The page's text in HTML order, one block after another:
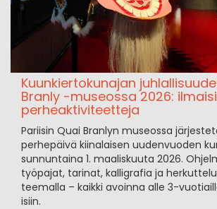
Kuunkiertokunajan
Branly -museossa 2026:
perheaktiviteetteja
Pariisin Quai Branlyn museossa
perhepäivä kiinalaisen uudenvuoden
sunnuntaina 1. maaliskuuta 2026.
työpajat, tarinat, kalligrafia ja
teemalla – kaikki avoinna alle 3-
isiin.